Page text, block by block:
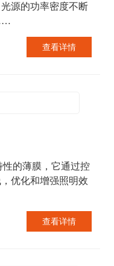
源的功率密度不断
查看详情
的薄膜，它通过控
优化和增强照明效
查看详情